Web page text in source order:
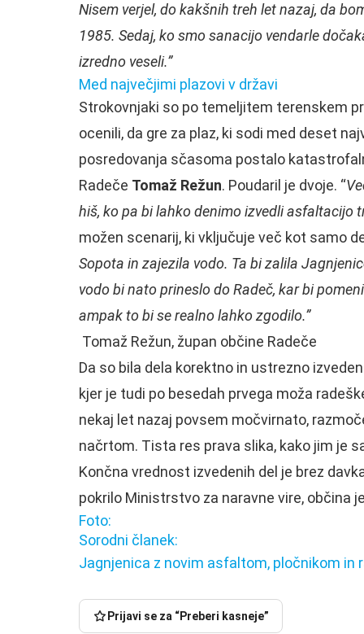
Nisem verjel, do kakšnih treh let nazaj, da
1985. Sedaj, ko smo sanacijo vendarle
izredno veseli.”
Med največjimi plazovi v državi
Strokovnjaki so po temeljitem terenskem
ocenili, da gre za plaz, ki sodi med deset
posredovanja sčasoma postalo
Radeče Tomaž Režun. Poudaril je dvoje. “
hiš, ko pa bi lahko denimo izvedli asfaltacijo
možen scenarij, ki vključuje več kot samo
Sopota in zajezila vodo. Ta bi zalila
vodo bi nato prineslo do Radeč, kar bi
ampak to bi se realno lahko zgodilo.”
Tomaž Režun, župan občine Radeče
Da so bila dela korektno in ustrezno
kjer je tudi po besedah prvega moža
nekaj let nazaj povsem močvirnato,
načrtom. Tista res prava slika, kako jim je
Končna vrednost izvedenih del je brez
pokrilo Ministrstvo za naravne vire, občina
Foto:
Sorodni članek:
Jagnjenica z novim asfaltom, pločnikom in
Prijavi se za “Preberi kasneje”
se
izbira
Litiji
več